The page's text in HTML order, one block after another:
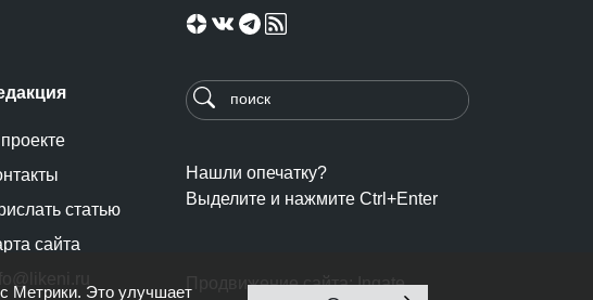
статью
сайта
Нашли опечатку?
Выделите и нажмите Ctrl+Enter
Продвижение сайта: Ingate
Метрики. Это улучшает